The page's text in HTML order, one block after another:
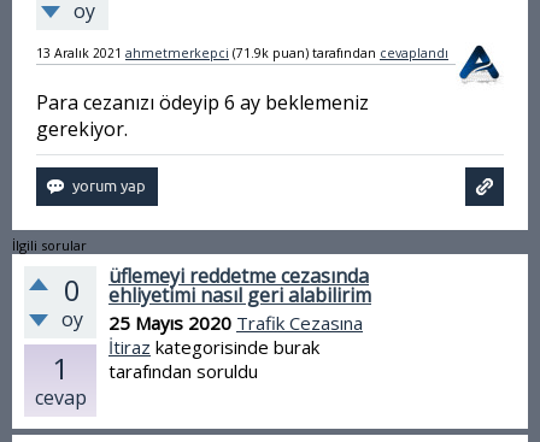
oy
13 Aralık 2021 ahmetmerkepci (71.9k puan) tarafından cevaplandı
Para cezanızı ödeyip 6 ay beklemeniz
gerekiyor.
İlgili sorular
0
oy
1
cevap
üflemeyi reddetme cezasında
ehliyetimi nasıl geri alabilirim
25 Mayıs 2020 Trafik Cezasına
İtiraz kategorisinde burak
tarafından soruldu